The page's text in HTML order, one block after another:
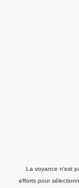
La voyance n'est
efforts pour